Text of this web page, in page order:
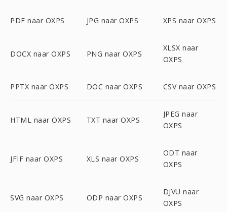
PDF naar OXPS JPG naar OXPS XPS naar OXPS
DOCX naar OXPS PNG naar OXPS
XLSX naar
OXPS
PPTX naar OXPS DOC naar OXPS CSV naar OXPS
HTML naar OXPS TXT naar OXPS
JPEG naar
OXPS
JFIF naar OXPS XLS naar OXPS
ODT naar
OXPS
SVG naar OXPS ODP naar OXPS
DJVU naar
OXPS